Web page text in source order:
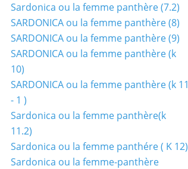
Sardonica ou la femme panthère (7.2)
SARDONICA ou la femme panthère (8)
SARDONICA ou la femme panthère (9)
SARDONICA ou la femme panthère (k
10)
SARDONICA ou la femme panthère (k 11
- 1 )
Sardonica ou la femme panthère(k
11.2)
Sardonica ou la femme panthére ( K 12)
Sardonica ou la femme-panthère